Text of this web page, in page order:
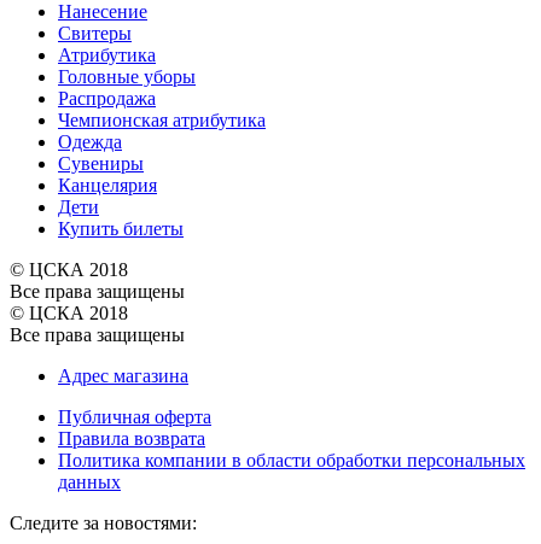
Нанесение
Свитеры
Атрибутика
Головные уборы
Распродажа
Чемпионская атрибутика
Одежда
Сувениры
Канцелярия
Дети
Купить билеты
© ЦСКА 2018
Все права защищены
© ЦСКА 2018
Все права защищены
Адрес магазина
Публичная оферта
Правила возврата
Политика компании в области обработки персональных
данных
Cледите за новостями: